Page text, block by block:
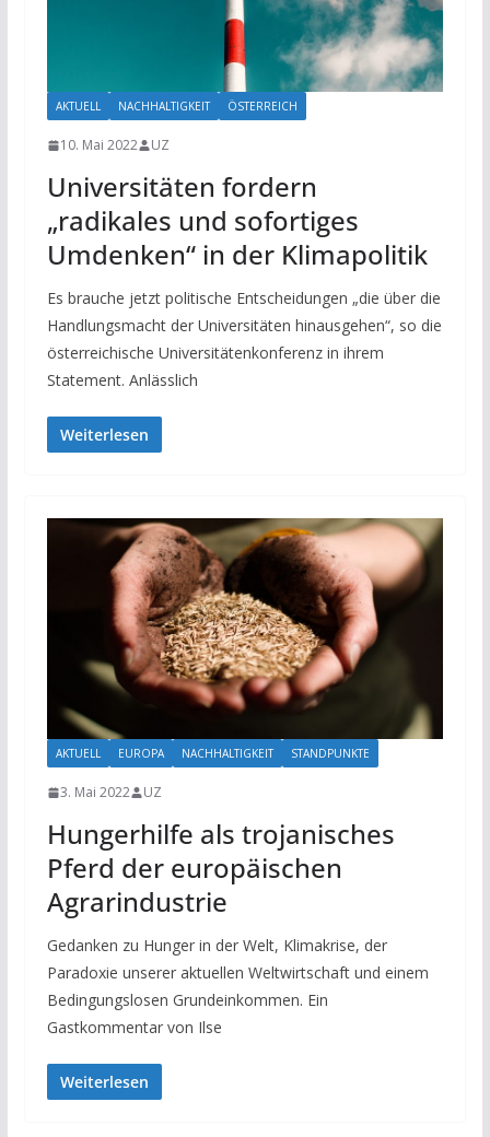
AKTUELL NACHHALTIGKEIT ÖSTERREICH
10. Mai 2022 UZ
Universitäten fordern
„radikales und sofortiges
Umdenken“ in der Klimapolitik
Es brauche jetzt politische Entscheidungen „die über die
Handlungsmacht der Universitäten hinausgehen“, so die
österreichische Universitätenkonferenz in ihrem
Statement. Anlässlich
Weiterlesen
AKTUELL EUROPA NACHHALTIGKEIT STANDPUNKTE
3. Mai 2022 UZ
Hungerhilfe als trojanisches
Pferd der europäischen
Agrarindustrie
Gedanken zu Hunger in der Welt, Klimakrise, der
Paradoxie unserer aktuellen Weltwirtschaft und einem
Bedingungslosen Grundeinkommen. Ein
Gastkommentar von Ilse
Weiterlesen